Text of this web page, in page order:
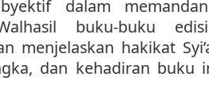
dalam
buku-buku
menjelaskan hakikat
dan kehadiran buku